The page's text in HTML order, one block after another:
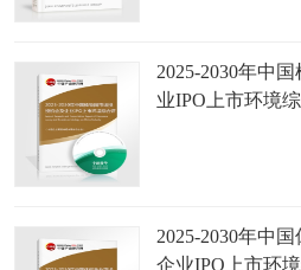
2025-2030年中
业IPO上市环境
2025-2030年中
企业IPO上市环